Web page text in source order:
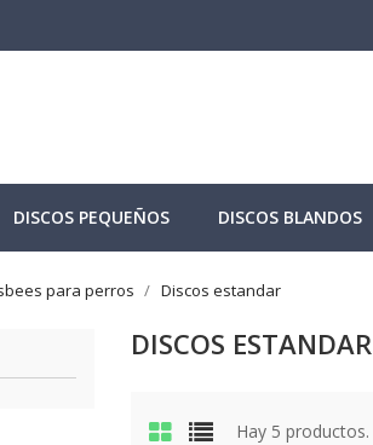
DISCOS PEQUEÑOS DISCOS BLANDOS
para perros Discos estandar
DISCOS ESTANDAR
Hay 5 productos.